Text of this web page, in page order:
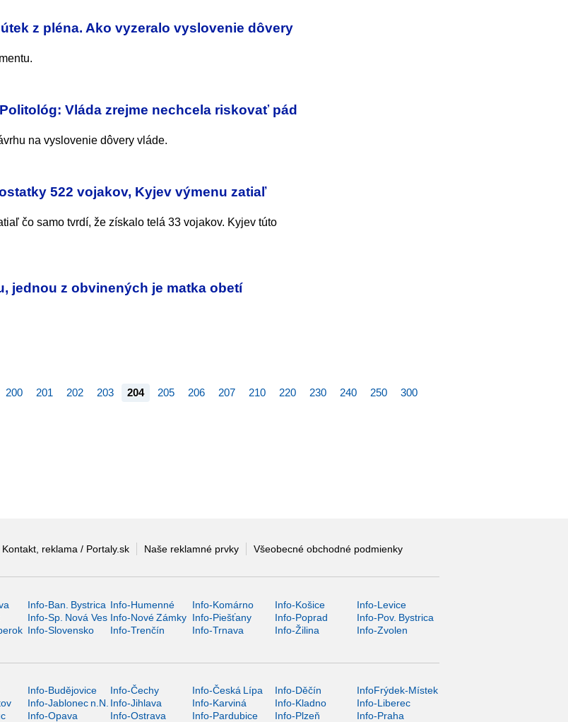
z pléna. Ako vyzeralo vyslovenie dôvery
Vláda zrejme nechcela riskovať pád
na vyslovenie dôvery vláde.
522 vojakov, Kyjev výmenu zatiaľ
čo samo tvrdí, že získalo telá 33 vojakov. Kyjev túto
jednou z obvinených je matka obetí
200 201 202 203 204 205 206 207 210 220 230 240 250 300
Kontakt, reklama / Portaly.sk Naše reklamné prvky Všeobecné obchodné podmienky
Info-Ban. Bystrica Info-Humenné Info-Komárno Info-Košice
Info-Levice
Info-Sp. Nová Ves Info-Nové Zámky Info-Piešťany Info-Poprad
Info-Pov. Bystrica
Info-Slovensko Info-Trenčín Info-Trnava Info-Žilina Info-Zvolen
Info-Budějovice Info-Čechy Info-Česká Lípa Info-Děčín
InfoFrýdek-Místek
Info-Jablonec n.N. Info-Jihlava Info-Karviná Info-Kladno
Info-Liberec
Info-Opava Info-Ostrava Info-Pardubice Info-Plzeň Info-Praha